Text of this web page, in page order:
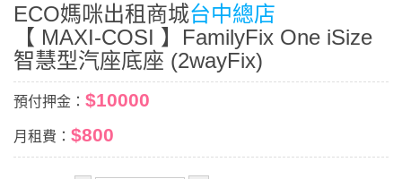
ECO媽咪出租商城台中總店
【 MAXI-COSI 】FamilyFix One iSize
智慧型汽座底座 (2wayFix)
預付押金： $10000
月租費： $800